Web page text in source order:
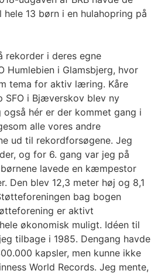
13 børn i en hulahopring på
rekorder i deres egne
Humlebien i Glamsbjerg, hvor
tema for aktiv læring. Kåre
SFO i Bjæverskov blev ny
også hér er der kommet gang i
alle vores andre
ud til rekordforsøgene. Jeg
og for 6. gang var jeg på
lavede en kæmpestor
Den blev 12,3 meter høj og 8,1
bag bogen
er aktivt
økonomisk muligt. Idéen til
tilbage i 1985. Dengang havde
kapsler, men kunne ikke
World Records. Jeg mente,